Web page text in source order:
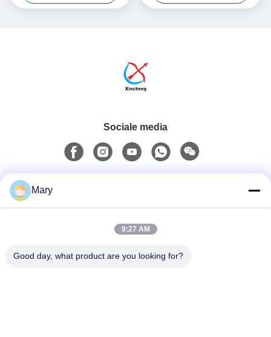
met glijbanen
Sociale media
0086-13711630819
Mary
9:27 AM
Good day, what product are you looking for?